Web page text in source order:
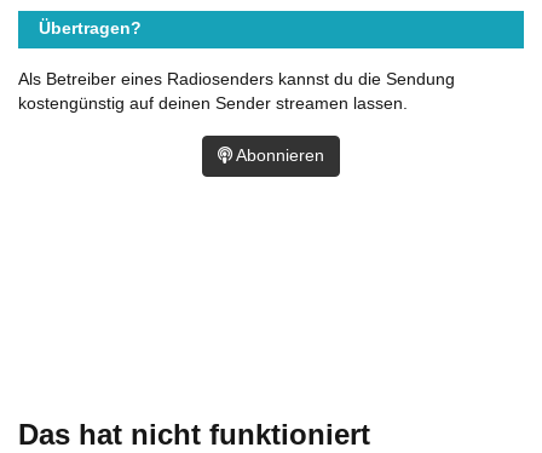
Das hat nicht funktioniert
Übertragen?
Als Betreiber eines Radiosenders kannst du die Sendung
kostengünstig auf deinen Sender streamen lassen.
Abonnieren